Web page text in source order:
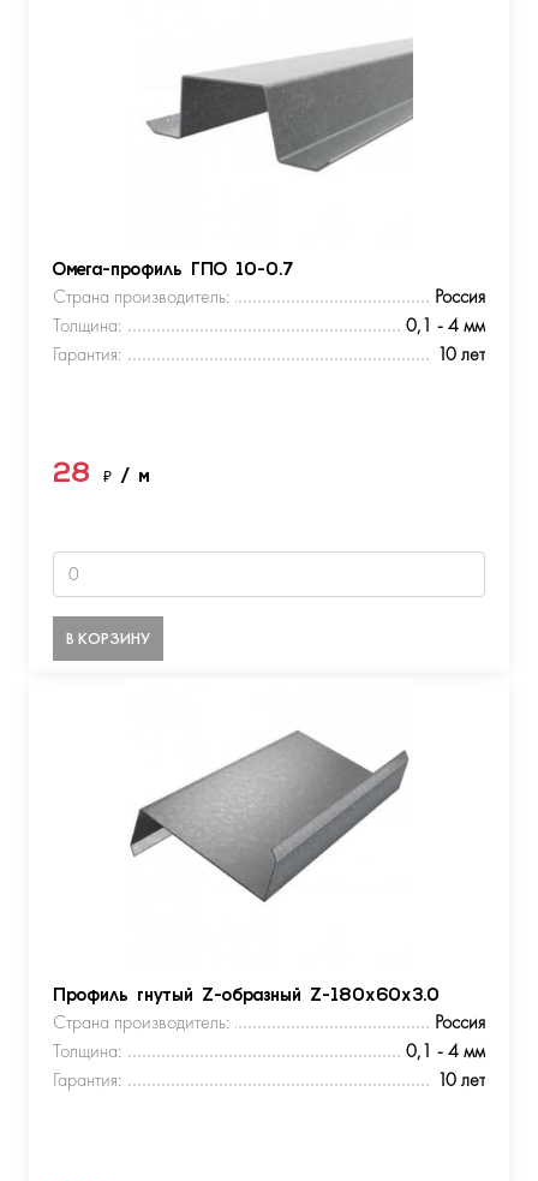
Омега-профиль ГПО 10-0.7
Страна производитель:
Россия
Толщина:
0,1 - 4 мм
Гарантия:
10 лет
28 ₽ / м
В КОРЗИНУ
Профиль гнутый Z-образный Z-180х60х3.0
Страна производитель:
Россия
Толщина:
0,1 - 4 мм
Гарантия:
10 лет